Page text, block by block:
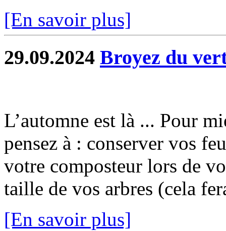
[En savoir plus]
29.09.2024 Broyez du
L’automne est là ... Pour
pensez à : conserver vos
votre composteur lors de
taille de vos arbres (cela
[En savoir plus]